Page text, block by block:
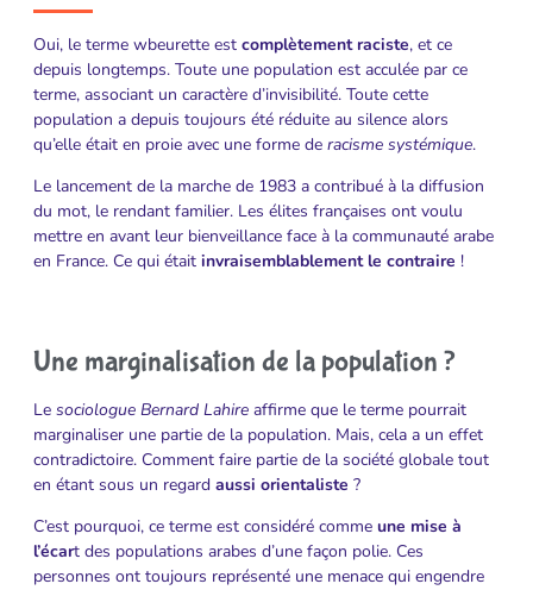
Oui, le terme wbeurette est complètement raciste, et ce
depuis longtemps. Toute une population est acculée par ce
terme, associant un caractère d’invisibilité. Toute cette
population a depuis toujours été réduite au silence alors
qu’elle était en proie avec une forme de racisme systémique.
Le lancement de la marche de 1983 a contribué à la diffusion
du mot, le rendant familier. Les élites françaises ont voulu
mettre en avant leur bienveillance face à la communauté arabe
en France. Ce qui était invraisemblablement le contraire !
Une marginalisation de la population ?
Le sociologue Bernard Lahire affirme que le terme pourrait
marginaliser une partie de la population. Mais, cela a un effet
contradictoire. Comment faire partie de la société globale tout
en étant sous un regard aussi orientaliste ?
C’est pourquoi, ce terme est considéré comme une mise à
l’écart des populations arabes d’une façon polie. Ces
personnes ont toujours représenté une menace qui engendre